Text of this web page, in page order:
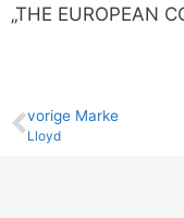
„THE EUROPEAN
vo­ri­ge Marke
Lloyd